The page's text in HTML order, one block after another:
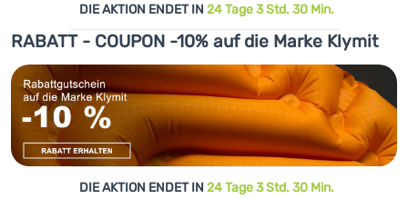
DIE AKTION ENDET IN 24 Tage 3 Std. 30 Min.
RABATT - COUPON -10% auf die Marke Klymit
DIE AKTION ENDET IN 24 Tage 3 Std. 30 Min.